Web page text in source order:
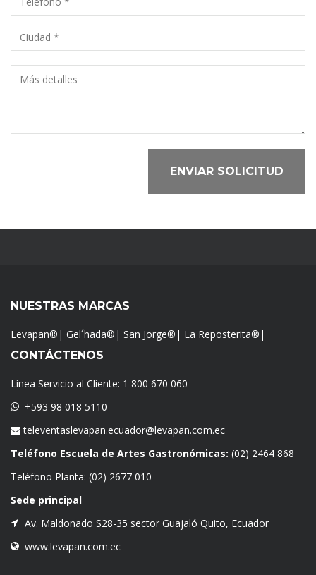
ENVIAR SOLICITUD
NUESTRAS MARCAS
Levapan® | Gel´hada® | San Jorge® | La Reposterita® |
CONTÁCTENOS
Línea Servicio al Cliente: 1 800 670 060
+593 98 018 5110
televentaslevapan.ecuador@levapan.com.ec
Teléfono Escuela de Artes Gastronómicas: (02) 2464 868
Teléfono Planta: (02) 2677 010
Sede principal
Av. Maldonado S28-35 sector Guajaló Quito, Ecuador
www.levapan.com.ec